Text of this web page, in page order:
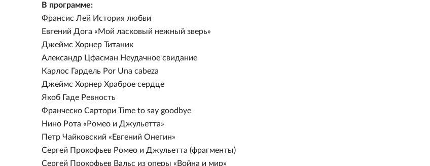
В программе:
Франсис Лей История любви
Евгений Дога «Мой ласковый нежный зверь»
Джеймс Хорнер Титаник
Александр Цфасман Неудачное свидание
Карлос Гардель Por Una cabeza
Джеймс Хорнер Храброе сердце
Якоб Гаде Ревность
Франческо Сартори Time to say goodbye
Нино Рота «Ромео и Джульетта»
Петр Чайковский «Евгений Онегин»
Сергей Прокофьев Ромео и Джульетта (фрагменты)
Сергей Прокофьев Вальс из оперы «Война и мир»